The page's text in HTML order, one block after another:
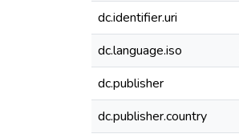
dc.identifier.uri
dc.language.iso
dc.publisher
dc.publisher.country